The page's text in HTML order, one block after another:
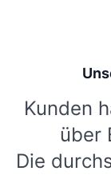
Kunden
über
Die